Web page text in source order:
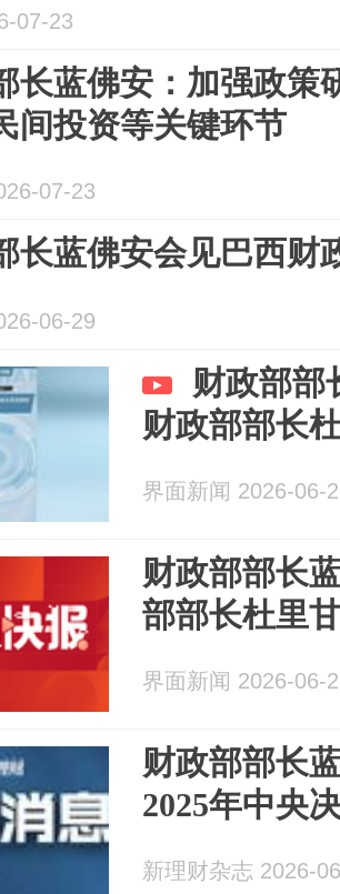
07-23
长蓝佛安：加强政策
间投资等关键环节
07-23
长蓝佛安会见巴西财
06-29
财政部部
财政部部长
界面新闻 2026-06-
财政部部长
部部长杜里
界面新闻 2026-06-
财政部部长
2025年中央
新理财杂志 2026-